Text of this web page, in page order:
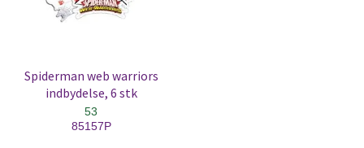
Spiderman web warriors
indbydelse, 6 stk
53
85157P